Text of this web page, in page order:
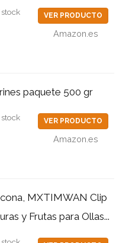
VER PRODUCTO
Amazon.es
paquete 500 gr
VER PRODUCTO
Amazon.es
MXTIMWAN Clip
y Frutas para Ollas...